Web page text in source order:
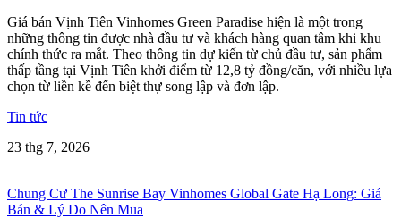
Giá bán Vịnh Tiên Vinhomes Green Paradise hiện là một trong
những thông tin được nhà đầu tư và khách hàng quan tâm khi khu
chính thức ra mắt. Theo thông tin dự kiến từ chủ đầu tư, sản phẩm
thấp tầng tại Vịnh Tiên khởi điểm từ 12,8 tỷ đồng/căn, với nhiều lựa
chọn từ liền kề đến biệt thự song lập và đơn lập.
Tin tức
23 thg 7, 2026
Chung Cư The Sunrise Bay Vinhomes Global Gate Hạ Long: Giá
Bán & Lý Do Nên Mua